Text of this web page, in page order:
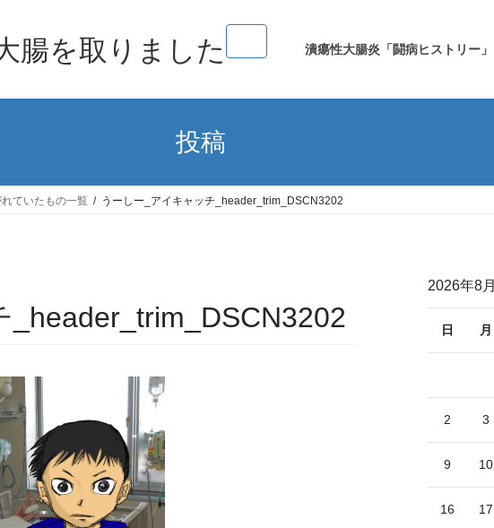
腸を取りました 潰瘍性大腸炎「闘病ヒストリー」
投稿
ていたもの一覧 うーしー_アイキャッチ_header_trim_DSCN3202
2026年8月
日 月
2 3
9 10
16 17